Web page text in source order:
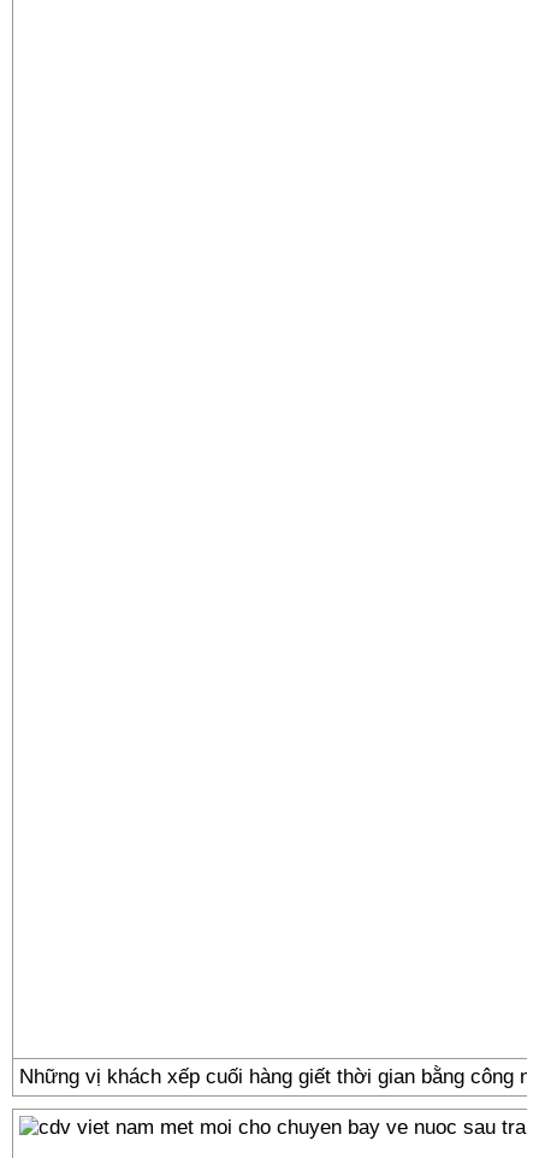
Những vị khách xếp cuối hàng giết thời gian bằng công